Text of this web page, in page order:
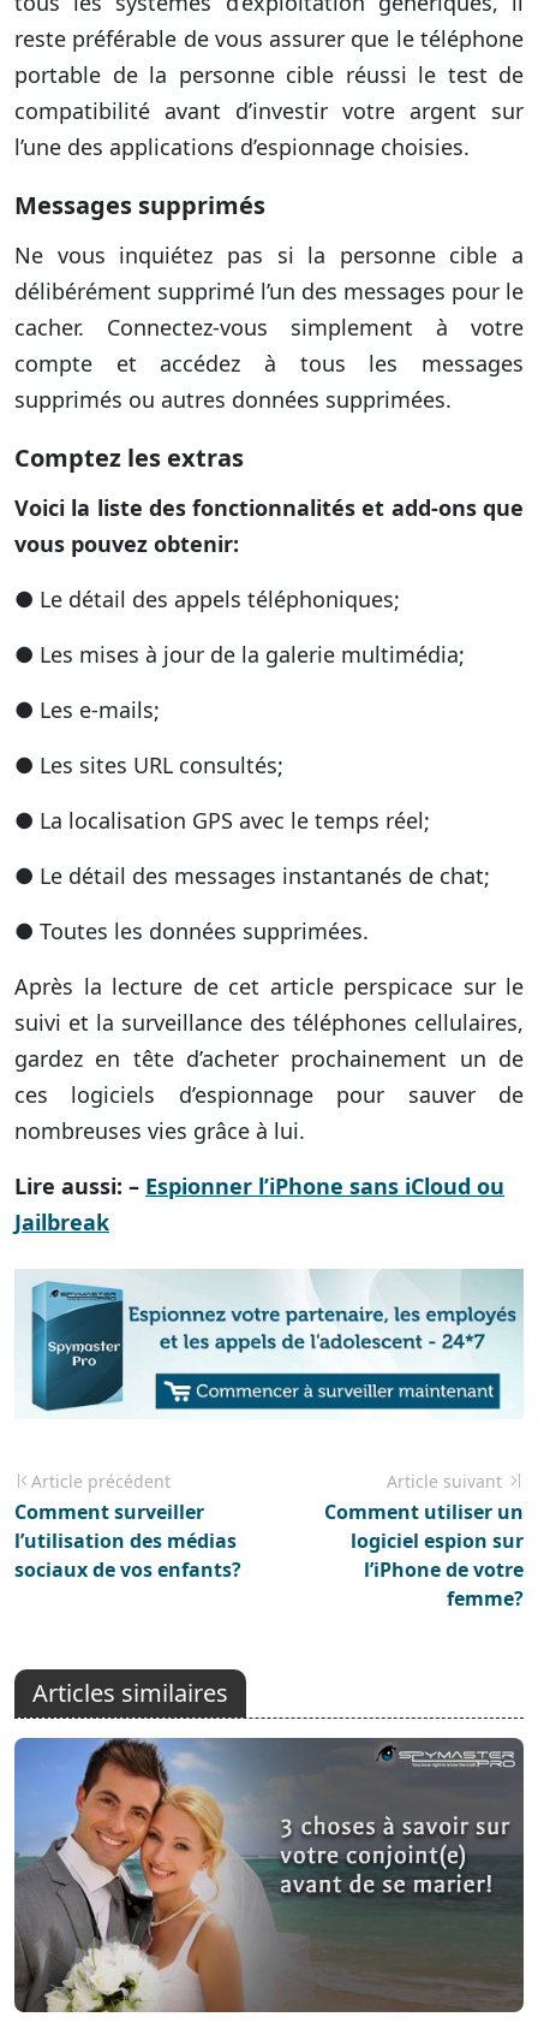
reste préférable de vous assurer que le téléphone
portable de la personne cible réussi le test de
compatibilité avant d’investir votre argent sur
l’une des applications d’espionnage choisies.
Messages supprimés
Ne vous inquiétez pas si la personne cible a
délibérément supprimé l’un des messages pour le
cacher. Connectez-vous simplement à votre
compte et accédez à tous les messages
supprimés ou autres données supprimées.
Comptez les extras
Voici la liste des fonctionnalités et add-ons que
vous pouvez obtenir:
● Le détail des appels téléphoniques;
● Les mises à jour de la galerie multimédia;
● Les e-mails;
● Les sites URL consultés;
● La localisation GPS avec le temps réel;
● Le détail des messages instantanés de chat;
● Toutes les données supprimées.
Après la lecture de cet article perspicace sur le
suivi et la surveillance des téléphones cellulaires,
gardez en tête d’acheter prochainement un de
ces logiciels d’espionnage pour sauver de
nombreuses vies grâce à lui.
Lire aussi: – Espionner l’iPhone sans iCloud ou
Jailbreak
Article précédent
Comment surveiller
l’utilisation des médias
sociaux de vos enfants?
Article suivant
Comment utiliser un
logiciel espion sur
l’iPhone de votre
femme?
Articles similaires